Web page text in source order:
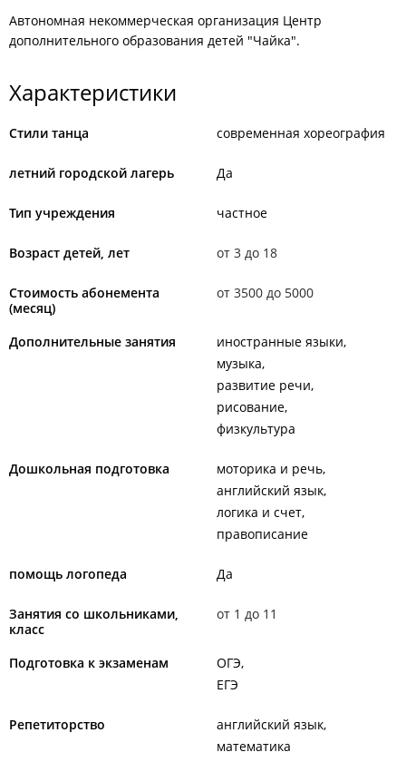
Автономная некоммерческая организация Центр
дополнительного образования детей "Чайка".
Характеристики
Стили танца современная хореография
летний городской лагерь Да
Тип учреждения частное
Возраст детей, лет от 3 до 18
Стоимость абонемента
(месяц)
от 3500 до 5000
Дополнительные занятия
иностранные языки
музыка
развитие речи
рисование
физкультура
Дошкольная подготовка
моторика и речь
английский язык
логика и счет
правописание
помощь логопеда Да
Занятия со школьниками,
класс
от 1 до 11
Подготовка к экзаменам
ОГЭ
ЕГЭ
Репетиторство
английский язык
математика